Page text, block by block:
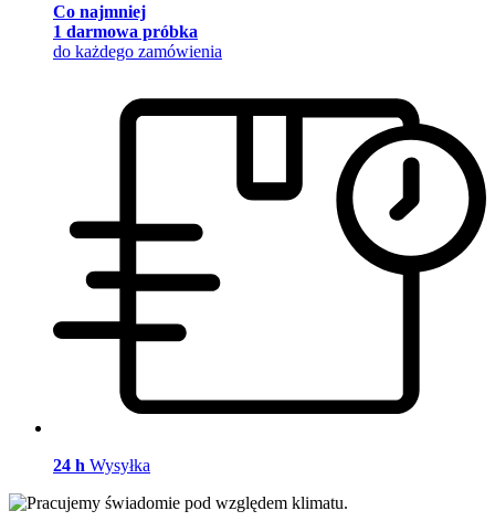
Co najmniej
1 darmowa próbka
do każdego zamówienia
24 h Wysyłka